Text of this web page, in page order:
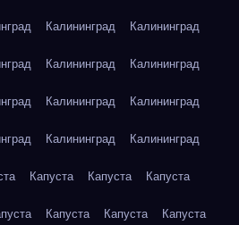
Калининград Калининград
Калининград Калининград
Калининград Калининград
Калининград Калининград
Капуста Капуста Капуста
Капуста Капуста Капуста